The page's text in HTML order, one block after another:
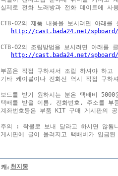
실제로 전화 노래방과 전화 데이트에 사
http://cast.bada24.net/spboard/
http://cast.bada24.net/spboard/
부품은 직접 구하셔서 조립 하셔야 하고
기타 케이블이나 전화선 역시 직접 구하
보드를 받기 원하시는 분은 택배비
택배를 받을 이름, 전화번호, 주소를 부
계좌번호등은 부품 KIT 구매 게시판의
주의 : 착불로 보내 달라고 하시면 않
천지몽